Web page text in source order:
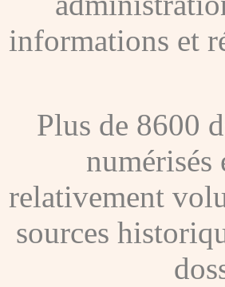
informations et
Plus de 8600
numérisés
relativement
sources